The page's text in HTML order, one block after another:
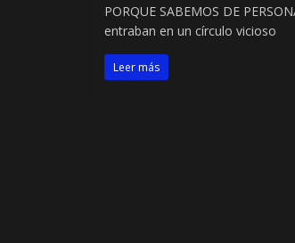
PORQUE SABEMOS DE
entraban en un círculo vicioso
Leer más